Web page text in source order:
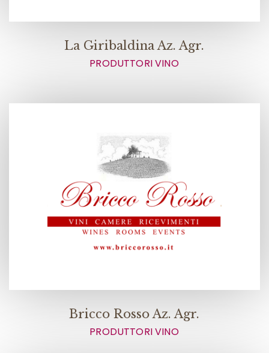
La Giribaldina Az. Agr.
PRODUTTORI VINO
Bricco Rosso Az. Agr.
PRODUTTORI VINO